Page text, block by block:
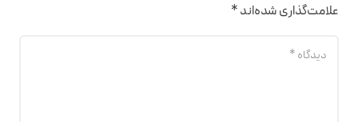
علامت‌گذاری شده‌اند*